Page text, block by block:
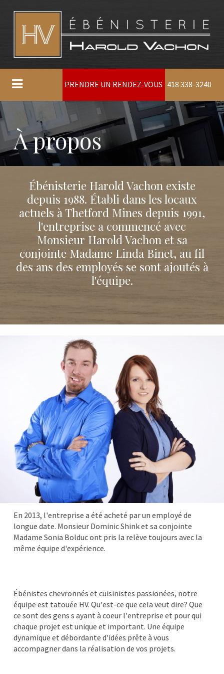
PRENDRE UN RENDEZ-VOUS 418 338-3240
À propos
Ébénisterie Harold Vachon existe
depuis 1988. Établi dans les locaux
actuels à Thetford Mines depuis 1991,
l'entreprise a commencé avec
Monsieur Harold Vachon et sa
conjointe Madame Linda Binet, au fil
des ans des employés se sont ajoutés à
l'équipe.
En 2013, l'entreprise a été acheté par un employé de
longue date. Monsieur Dominic Shink et sa conjointe
Madame Sonia Bolduc ont pris la relève toujours avec la
même équipe d'expérience.
Ébénistes chevronnés et cuisinistes passionées, notre
équipe est tatouée HV. Qu'est-ce que cela veut dire? Que
ce sont des gens s ayant à coeur l'entreprise et pour qui
chaque projet est unique et important. Une équipe
dynamique et débordante d'idées prête à vous
accompagner dans la réalisation de vos projets.